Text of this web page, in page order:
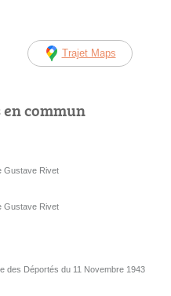
Trajet Maps
commun
Gustave Rivet
Gustave Rivet
des Déportés du 11 Novembre 1943